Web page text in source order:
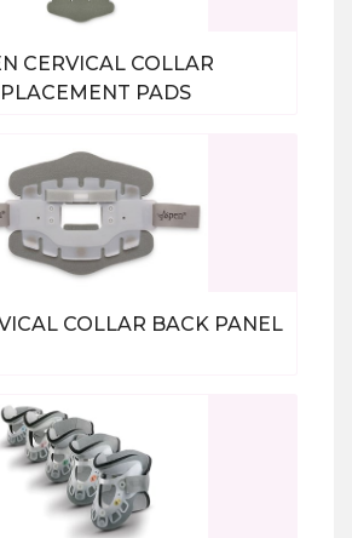
CERVICAL COLLAR
PADS
COLLAR BACK PANEL
Bekijk alle producten